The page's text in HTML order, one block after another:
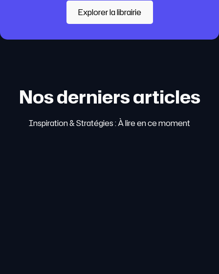
Explorer la librairie
Nos derniers articles
Inspiration & Stratégies : À lire en ce moment